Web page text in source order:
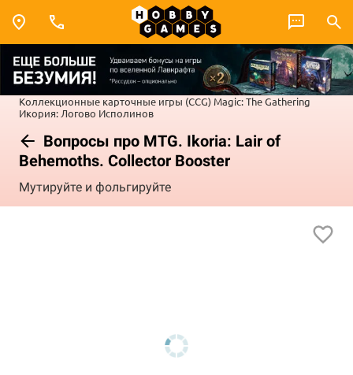
Коллекционные карточные игры (CCG) Magic: The Gathering
Икория: Логово Исполинов
Вопросы про MTG. Ikoria: Lair of
Behemoths. Collector Booster
Мутируйте и фольгируйте